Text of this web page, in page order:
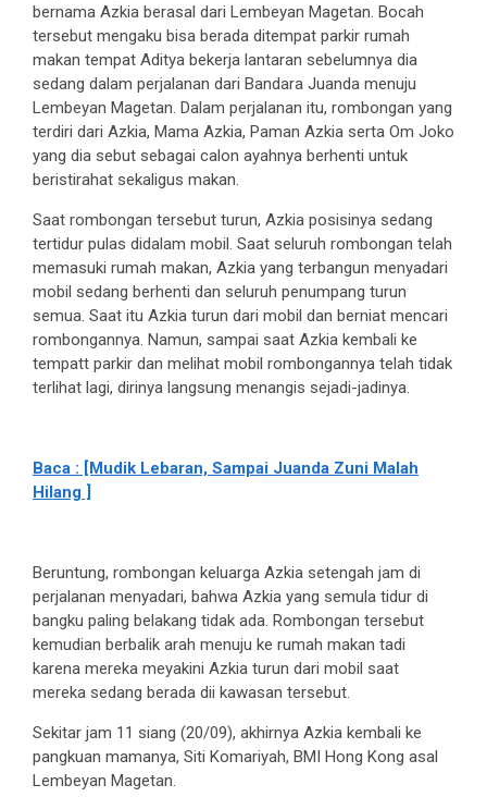
bernama Azkia berasal dari Lembeyan Magetan. Bocah
tersebut mengaku bisa berada ditempat parkir rumah
makan tempat Aditya bekerja lantaran sebelumnya dia
sedang dalam perjalanan dari Bandara Juanda menuju
Lembeyan Magetan. Dalam perjalanan itu, rombongan yang
terdiri dari Azkia, Mama Azkia, Paman Azkia serta Om Joko
yang dia sebut sebagai calon ayahnya berhenti untuk
beristirahat sekaligus makan.
Saat rombongan tersebut turun, Azkia posisinya sedang
tertidur pulas didalam mobil. Saat seluruh rombongan telah
memasuki rumah makan, Azkia yang terbangun menyadari
mobil sedang berhenti dan seluruh penumpang turun
semua. Saat itu Azkia turun dari mobil dan berniat mencari
rombongannya. Namun, sampai saat Azkia kembali ke
tempatt parkir dan melihat mobil rombongannya telah tidak
terlihat lagi, dirinya langsung menangis sejadi-jadinya.
Baca : [Mudik Lebaran, Sampai Juanda Zuni Malah
Hilang ]
Beruntung, rombongan keluarga Azkia setengah jam di
perjalanan menyadari, bahwa Azkia yang semula tidur di
bangku paling belakang tidak ada. Rombongan tersebut
kemudian berbalik arah menuju ke rumah makan tadi
karena mereka meyakini Azkia turun dari mobil saat
mereka sedang berada dii kawasan tersebut.
Sekitar jam 11 siang (20/09), akhirnya Azkia kembali ke
pangkuan mamanya, Siti Komariyah, BMI Hong Kong asal
Lembeyan Magetan.